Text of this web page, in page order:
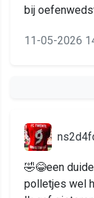
bij
11-05-2026
🤣😂een
polletjes wel